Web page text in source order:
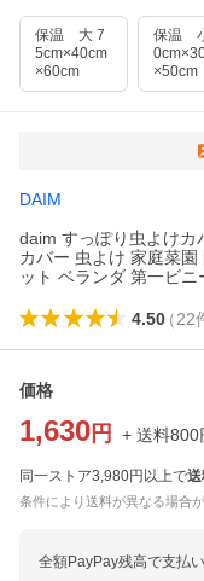
保温 大 7
5cm×40cm
×60cm
保温
×50cm
DAIM
daim すっぽり虫よけカ
カバー 虫よけ 家庭菜
ット ベランダ 第一ビニ
4.50（22
価格
1,630 円 + 送料800
同一ストア3,980円以上で
条件により送料が異なる場合が
全額PayPay残高で支払